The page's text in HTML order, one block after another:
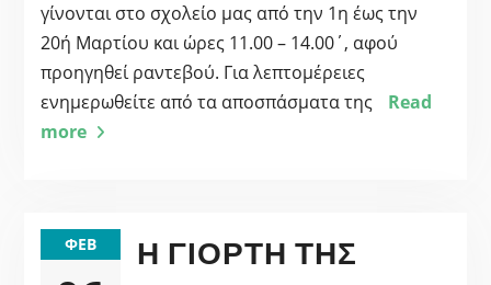
γίνονται στο σχολείο μας από την 1η έως την
20ή Μαρτίου και ώρες 11.00 – 14.00΄, αφού
προηγηθεί ραντεβού. Για λεπτομέρειες
ενημερωθείτε από τα αποσπάσματα της
Read
more
ΦΕΒ
Η ΓΙΟΡΤΉ ΤΗΣ